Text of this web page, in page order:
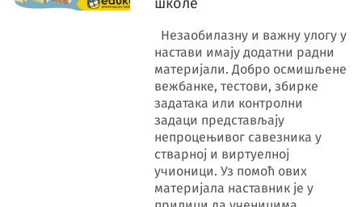
Незаобилазну и важну улогу у
настави имају додатни радни
материјали. Добро осмишљене
вежбанке, тестови, збирке
задатака или контролни
задаци представљају
непроцењивог савезника у
стварној и виртуелној
учионици. Уз помоћ ових
материјала наставник је у